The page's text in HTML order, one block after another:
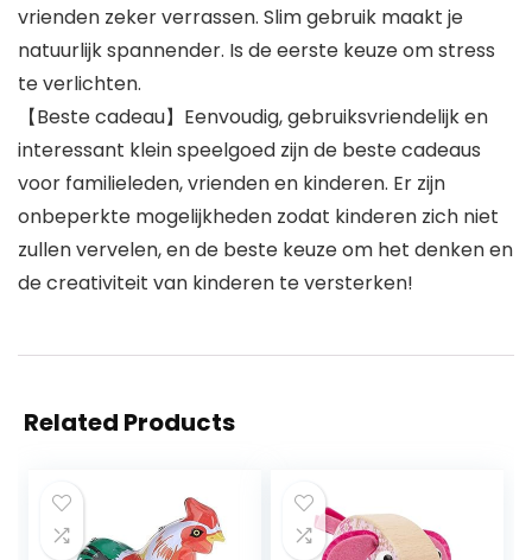
vrienden zeker verrassen. Slim gebruik maakt je
natuurlijk spannender. Is de eerste keuze om stress
te verlichten.
【Beste cadeau】Eenvoudig, gebruiksvriendelijk en
interessant klein speelgoed zijn de beste cadeaus
voor familieleden, vrienden en kinderen. Er zijn
onbeperkte mogelijkheden zodat kinderen zich niet
zullen vervelen, en de beste keuze om het denken en
de creativiteit van kinderen te versterken!
Related Products